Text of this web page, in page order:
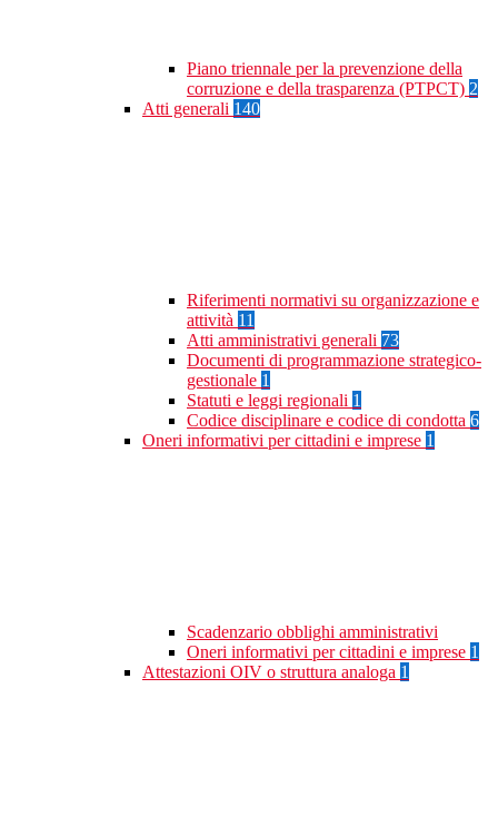
Piano triennale per la prevenzione della
corruzione e della trasparenza (PTPCT) 2
Atti generali 140
Riferimenti normativi su organizzazione e
attività 11
Atti amministrativi generali 73
Documenti di programmazione strategico-
gestionale 1
Statuti e leggi regionali 1
Codice disciplinare e codice di condotta 6
Oneri informativi per cittadini e imprese 1
Scadenzario obblighi amministrativi
Oneri informativi per cittadini e imprese 1
Attestazioni OIV o struttura analoga 1